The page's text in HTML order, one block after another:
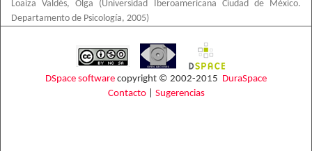
Loaiza Valdés, Olga (Universidad Iberoamericana Ciudad de México.
Departamento de Psicología, 2005)
DSpace software copyright © 2002-2015 DuraSpace
Contacto| Sugerencias